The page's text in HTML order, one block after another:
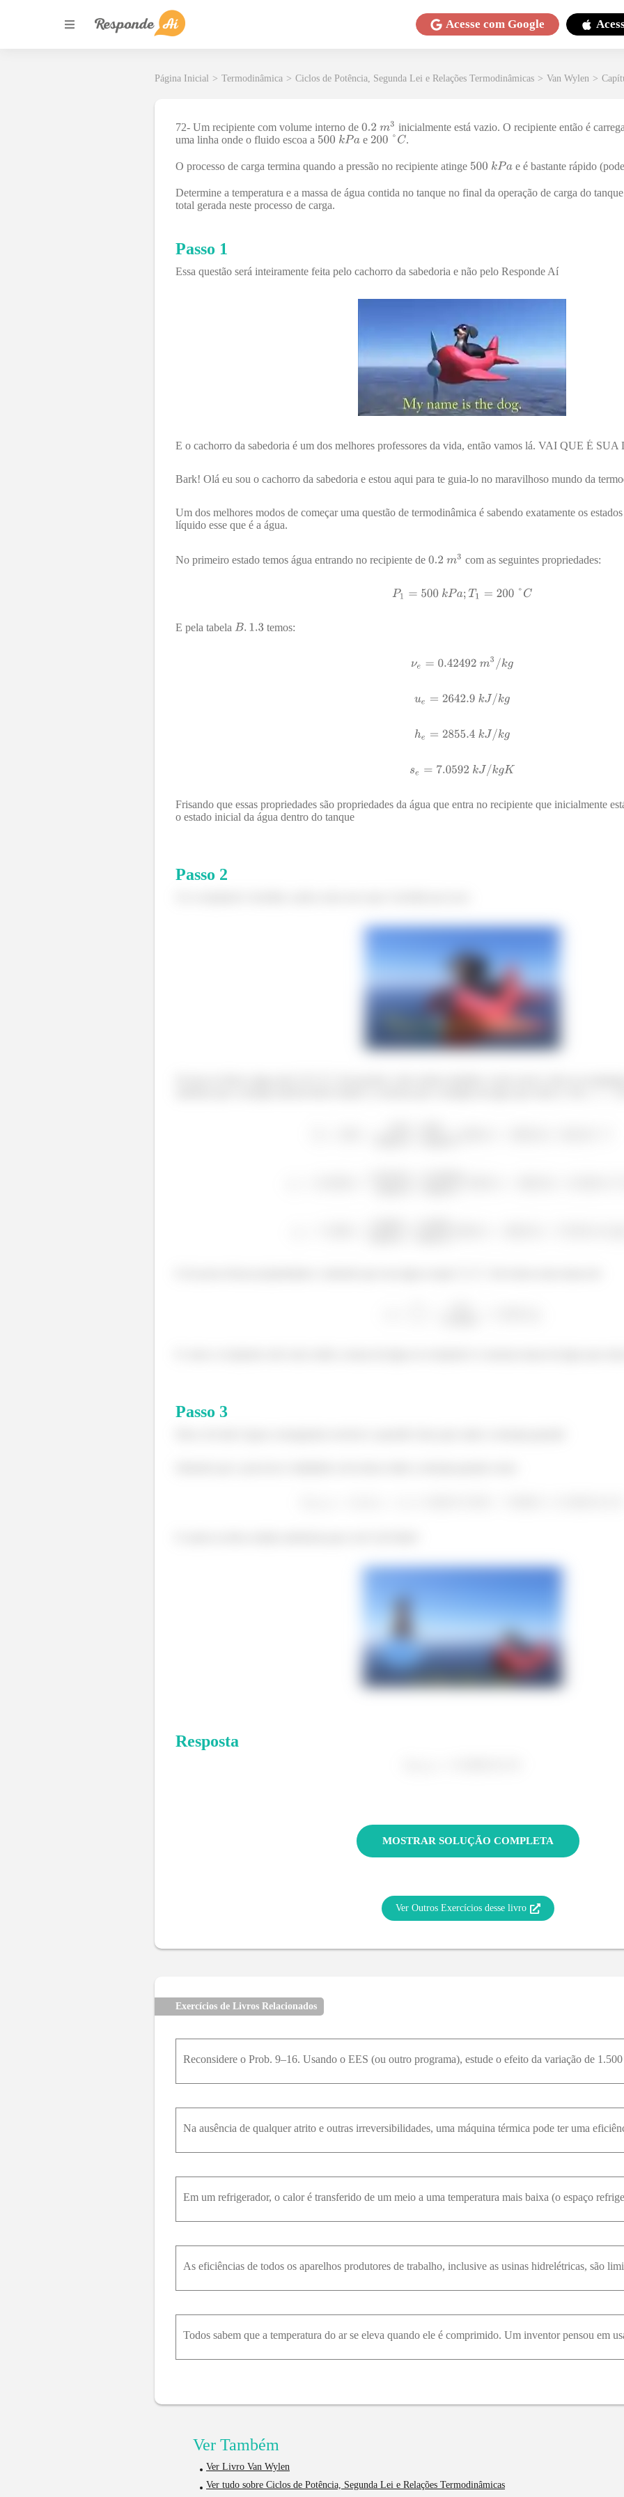
Acesse com Google
Página Inicial > Termodinâmica > Ciclos de Potência, Segunda Lei e Relações Termodinâmicas > Van Wylen >
72- Um recipiente com volume interno de
inicialmente está vazio. O recipiente então é
uma linha onde o fluido escoa a
e .
O processo de carga termina quando a pressão no recipiente atinge e é bastante rápido
Determine a temperatura e a massa de água contida no tanque no final da operação de carga do
total gerada neste processo de carga.
Passo 1
Essa questão será inteiramente feita pelo cachorro da sabedoria e não pelo Responde Aí
E o cachorro da sabedoria é um dos melhores professores da vida, então vamos lá. VAI QUE É
Bark! Olá eu sou o cachorro da sabedoria e estou aqui para te guia-lo no maravilhoso mundo da
Um dos melhores modos de começar uma questão de termodinâmica é sabendo exatamente os
líquido esse que é a água.
No primeiro estado temos água entrando no recipiente de com as seguintes propriedades:
E pela tabela temos:
Frisando que essas propriedades são propriedades da água que entra no recipiente que inicialmente
o estado inicial da água dentro do tanque
Passo 2
Passo 3
Resposta
MOSTRAR SOLUÇÃO COMPLETA
Ver Outros Exercícios desse livro
Exercícios de Livros Relacionados
Na ausência de qualquer atrito e outras irreversibilidades, uma máquina térmica pode ter uma
Ver Também
Ver Livro Van Wylen
Ver tudo sobre Ciclos de Potência, Segunda Lei e Relações Termodinâmicas